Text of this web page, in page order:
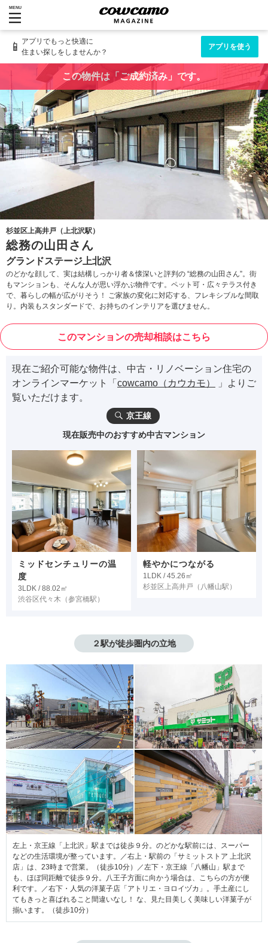
MENU
📱 アプリでもっと快適に
住まい探しをしませんか？
アプリを使う
この物件は「ご成約済み」です。
杉並区上高井戸（上北沢駅）
総務の山田さん
グランドステージ上北沢
のどかな顔して、実は結構しっかり者＆懐深いと評判の “総務の山田さん”。街
もマンションも、そんな人が思い浮かぶ物件です。ペット可・広々テラス付き
で、暮らしの幅が広がりそう！ ご家族の変化に対応する、フレキシブルな間取
り。内装もスタンダードで、お持ちのインテリアを選びません。
このマンションの売却相談はこちら
現在ご紹介可能な物件は、中古・リノベーション住宅の
オンラインマーケット「 cowcamo（カウカモ）
」よりご
覧いただけます。
京王線
現在販売中のおすすめ中古マンション
ミッドセンチュリーの温
度
3LDK / 88.02㎡
渋谷区代々木 （参宮橋駅）
軽やかにつながる
1LDK / 45.26㎡
杉並区上高井戸 （八幡山駅）
２駅が徒歩圏内の立地
左上・京王線「上北沢」駅までは徒歩９分。のどかな駅前には、スーパー
などの生活環境が整っています。／右上・駅前の「サミットストア 上北沢
店」は、23時まで営業。（徒歩10分）／左下・京王線「八幡山」駅まで
も、ほぼ同距離で徒歩９分。八王子方面に向かう場合は、こちらの方が便
利です。／右下・人気の洋菓子店「アトリエ・ヨロイヅカ」。手土産にし
てもきっと喜ばれること間違いなし！ な、見た目美しく美味しい洋菓子が
揃います。（徒歩10分）